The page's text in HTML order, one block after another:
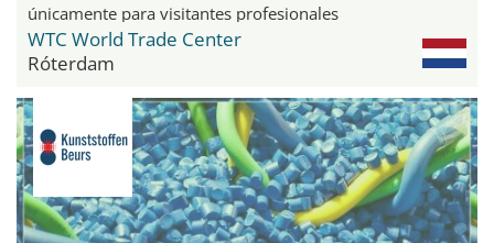
únicamente para visitantes profesionales
WTC World Trade Center
Róterdam